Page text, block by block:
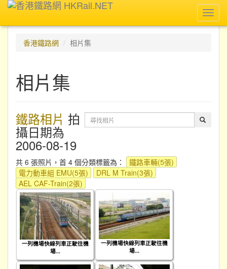
香港鐵路網
相片集
相片集
鐵路相片 拍
攝日期為
2006-08-19
共 6 張照片，首 4 個分類標籤為：
鐵路車輛(5張)
電力動車組 EMU(5張)
DRL M Train(3張)
AEL CAF-Train(2張)
一列機場快線列車正駛往機
場...
一列機場快線列車正駛往機
場...